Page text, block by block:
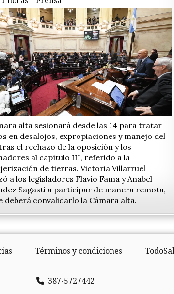
alta sesionará desde las 14 para tratar
en desalojos, expropiaciones y manejo del
el rechazo de la oposición y los
al capítulo III, referido a la
de tierras. Victoria Villarruel
a los legisladores Flavio Fama y Anabel
Sagasti a participar de manera remota,
deberá convalidarlo la Cámara alta.
Términos y condiciones
387-5727442